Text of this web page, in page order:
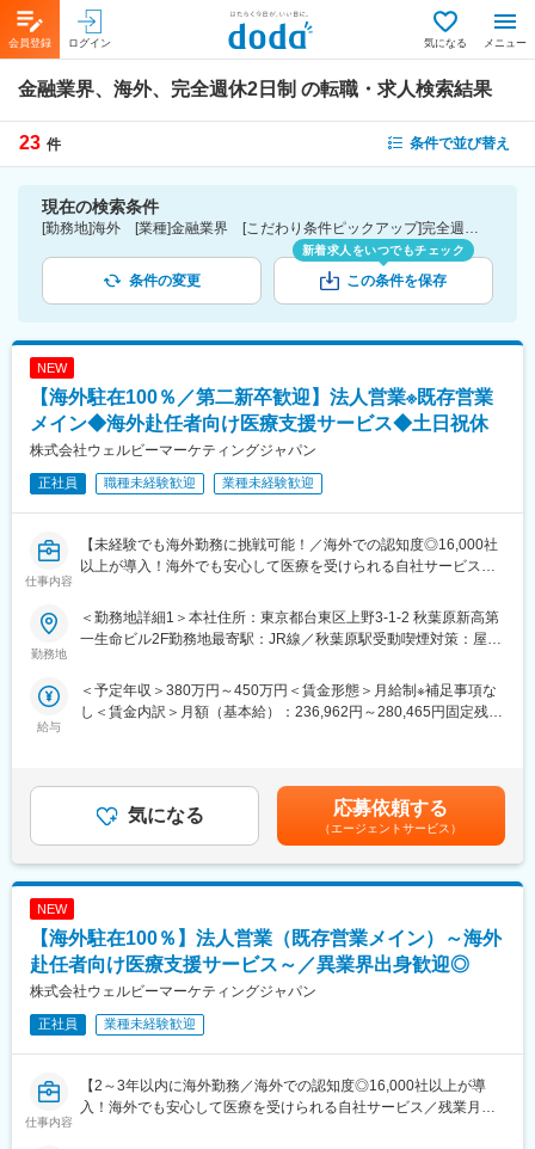
会員登録 ログイン 気になる メニュー
金融業界、海外、完全週休2日制 の転職・求人検索結果
23 件 条件で並び替え
現在の検索条件
[勤務地]海外 [業種]金融業界 [こだわり条件ピックアップ]完全週休2日制 [詳細条件](休日・働き方)完全週休2日制
条件の変更
新着求人をいつでもチェック
この条件を保存
NEW
【海外駐在100％／第二新卒歓迎】法人営業※既存営業
メイン◆海外赴任者向け医療支援サービス◆土日祝休
株式会社ウェルビーマーケティングジャパン
正社員 職種未経験歓迎 業種未経験歓迎
仕事内容
【未経験でも海外勤務に挑戦可能！／海外での認知度◎16,000社
以上が導入！海外でも安心して医療を受けられる自社サービス／
◆ポイント◆
・各駐在先にも先輩社員がいるため、安心して就業可能！研修も
充実◎
開しています。
命に関わる重大なケースなどでは命を救うことができる当社のサ
ービスを、営業としてより多くの方々に届けてみませんか？
■業務内容：海外赴任者向け医療支援サービス「メディックサービ
・メディックサービスの提案・契約更新・導入後フォロー
・海外現地で受診する健康診断サービスの提案
・海外旅行保険の提案・契約更新
見積書・提案書の作成から商談までを営業が担当し、契約後の手
続きや契約管理は営業事務がサポートします。
※既存対応が約8割。新規開拓は問い合わせが中心で飛び込み営業
※入社後2～3年は秋葉原本社で勤務し、その後タイ・ベトナム・
マレーシアなどアジア拠点へ駐在いただきます。
勤務地
＜勤務地詳細1＞本社住所：東京都台東区上野3-1-2 秋葉原新高第
一生命ビル2F勤務地最寄駅：JR線／秋葉原駅受動喫煙対策：屋内
ム、インド、マレーシア、インドネシア） 受動喫煙対策：屋内全
面禁煙変更の範囲：会社の定める事業所
給与
＜予定年収＞380万円～450万円＜賃金形態＞月給制※補足事項な
し＜賃金内訳＞月額（基本給）：236,962円～280,465円固定残業
給与補足＞■賞与：年1回（0.7～3.0ヶ月）※想定年収は賞与1.0か
月分にて算出■昇給：年1回■海外勤務者の給与について：購買力
補償方式を適用し、海外の物価を鑑み、日本と同じ給与で同水準
の生活ができるよう、外部企業が発行している指数をかけて給与
を算出しています。※詳しくは選考時に案内賃金はあくまでも目安
額)は固定手当を含めた表記です。
気になる 応募依頼する
（エージェントサービス）
NEW
【海外駐在100％】法人営業（既存営業メイン）～海外
赴任者向け医療支援サービス～／異業界出身歓迎◎
株式会社ウェルビーマーケティングジャパン
正社員 業種未経験歓迎
仕事内容
【2～3年以内に海外勤務／海外での認知度◎16,000社以上が導
入！海外でも安心して医療を受けられる自社サービス／残業月